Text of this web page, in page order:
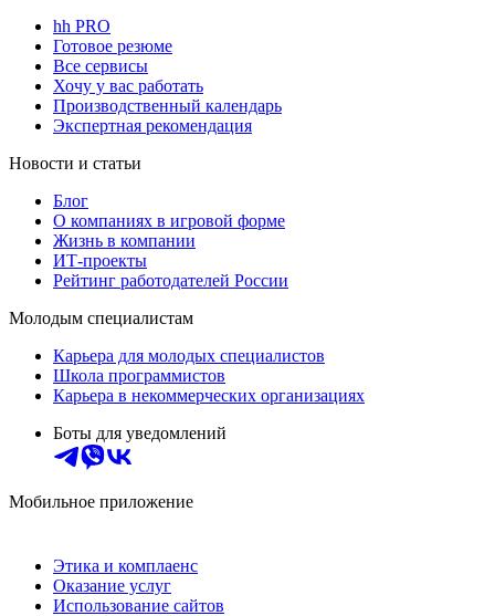
hh PRO
Готовое резюме
Все сервисы
Хочу у вас работать
Производственный календарь
Экспертная рекомендация
Новости и статьи
Блог
О компаниях в игровой форме
Жизнь в компании
ИТ-проекты
Рейтинг работодателей России
Молодым специалистам
Карьера для молодых специалистов
Школа программистов
Карьера в некоммерческих организациях
Боты для уведомлений
Мобильное приложение
Этика и комплаенс
Оказание услуг
Использование сайтов